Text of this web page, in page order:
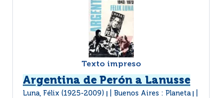
Texto impreso
Argentina de Perón a Lanusse
Luna, Félix (1925-2009) Buenos Aires : Planeta